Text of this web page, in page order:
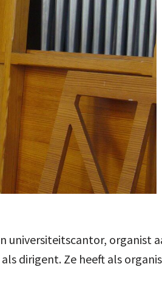
universiteitscantor,
dirigent. Ze heeft als